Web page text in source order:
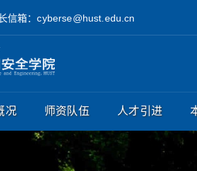
信箱：cyberse@hust.edu.cn
况 师资队伍 人才引进